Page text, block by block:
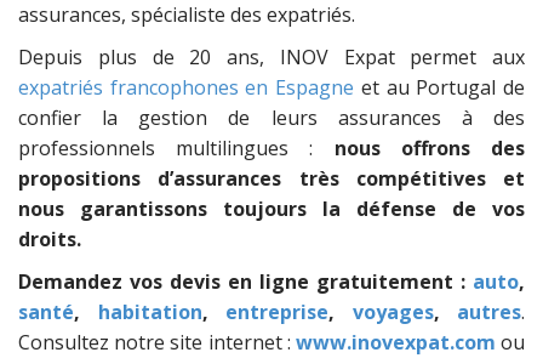
assurances, spécialiste des expatriés.
Depuis plus de 20 ans, INOV Expat permet aux
expatriés francophones en Espagne et au Portugal de
confier la gestion de leurs assurances à des
professionnels multilingues : nous offrons des
propositions d’assurances très compétitives et
nous garantissons toujours la défense de vos
droits.
Demandez vos devis en ligne gratuitement : auto,
santé, habitation, entreprise, voyages, autres.
Consultez notre site internet : www.inovexpat.com ou